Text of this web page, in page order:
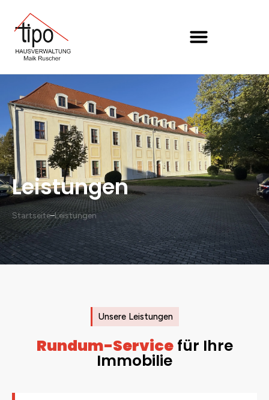
Leistungen
Startseite Leistungen
Unsere Leistungen
Rundum-Servicefür Ihre
Immobilie